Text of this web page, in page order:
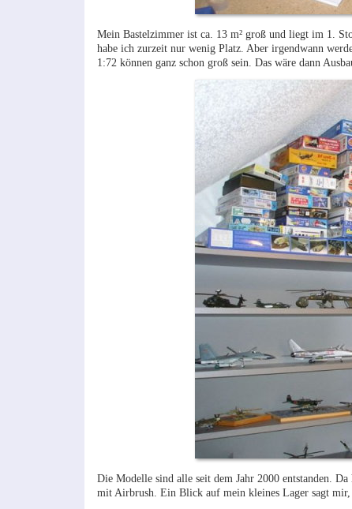
Mein Bastelzimmer ist ca. 13 m² groß und liegt im 1.
habe ich zurzeit nur wenig Platz. Aber irgendwann
1:72 können ganz schon groß sein. Das wäre dann
Die Modelle sind alle seit dem Jahr 2000 entstanden.
mit Airbrush. Ein Blick auf mein kleines Lager sagt mir,